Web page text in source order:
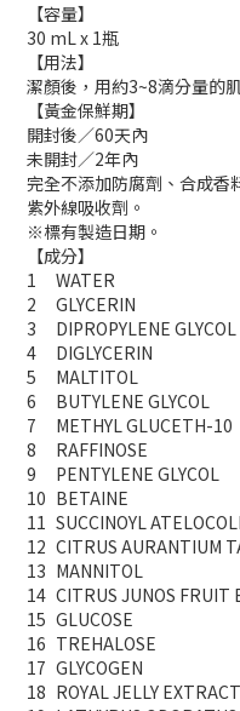
【容量】
30 mL x 1瓶
【用法】
潔顏後，用約3~8滴分量的
【黃金保鮮期】
開封後／60天內
未開封／2年內
完全不添加防腐劑、合成香
紫外線吸收劑。
※標有製造日期。
【成分】
1
WATER
2
GLYCERIN
3
DIPROPYLENE GLYCOL
4
DIGLYCERIN
5
MALTITOL
6
BUTYLENE GLYCOL
7
METHYL GLUCETH-10
8
RAFFINOSE
9
PENTYLENE GLYCOL
10 BETAINE
11 SUCCINOYL
12 CITRUS AURANTIUM
13 MANNITOL
14 CITRUS JUNOS FRUIT
15 GLUCOSE
16 TREHALOSE
17 GLYCOGEN
18 ROYAL JELLY EXTRACT